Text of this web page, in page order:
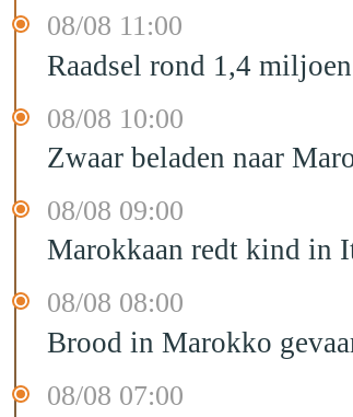
08/08 11:00
Raadsel rond 1,4
08/08 10:00
Zwaar beladen naar
08/08 09:00
Marokkaan redt kind in
08/08 08:00
Brood in Marokko
08/08 07:00